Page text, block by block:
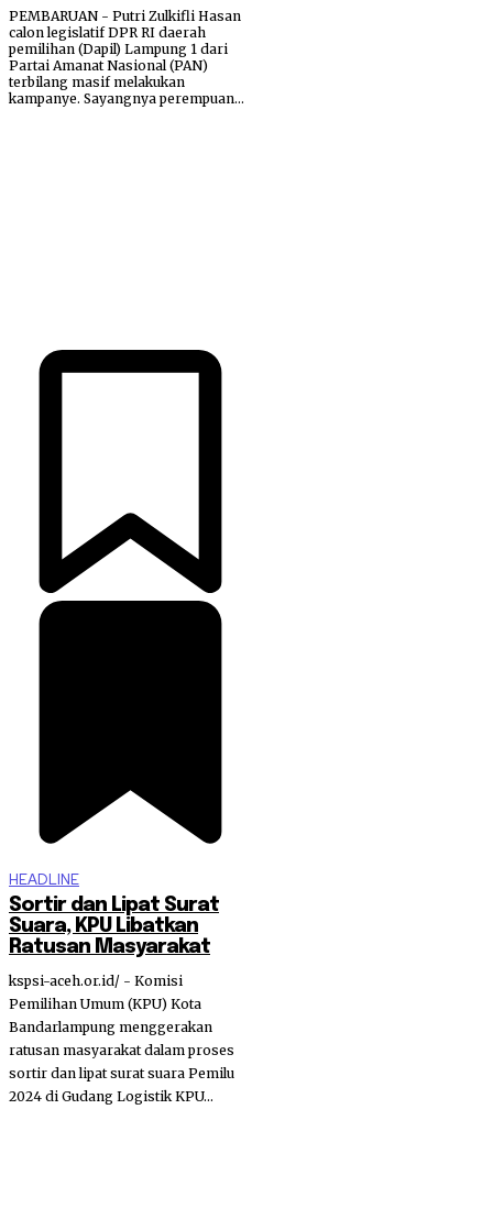
PEMBARUAN - Putri Zulkifli Hasan
calon legislatif DPR RI daerah
pemilihan (Dapil) Lampung 1 dari
Partai Amanat Nasional (PAN)
terbilang masif melakukan
kampanye. Sayangnya perempuan...
HEADLINE
Sortir dan Lipat Surat
Suara, KPU Libatkan
Ratusan Masyarakat
kspsi-aceh.or.id/ - Komisi
Pemilihan Umum (KPU) Kota
Bandarlampung menggerakan
ratusan masyarakat dalam proses
sortir dan lipat surat suara Pemilu
2024 di Gudang Logistik KPU...